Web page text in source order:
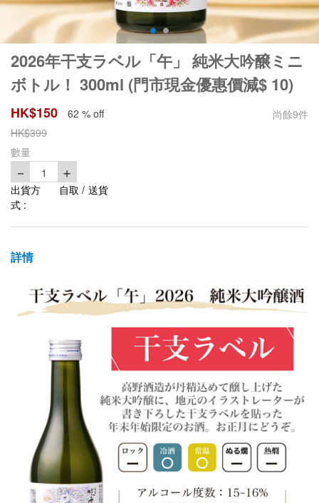
2026年干支ラベル「午」 純米大吟醸ミニ
ボトル！ 300ml (門市現金優惠價減$ 10)
HK$150 62 % off 尚餘9件
HK$399
數量
－ 1 ＋
出貨方
式 :
自取 / 送貨
詳情